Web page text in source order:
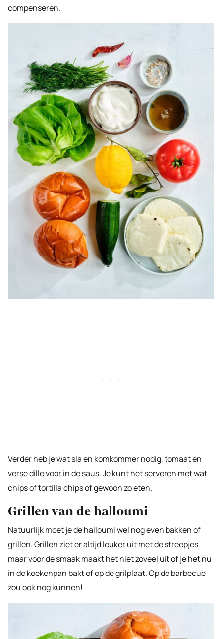
compenseren.
Verder heb je wat sla en komkommer nodig, tomaat en
verse dille voor in de saus. Je kunt het serveren met wat
chips of tortilla chips of gewoon zo eten.
Grillen van de halloumi
Natuurlijk moet je de halloumi wel nog even bakken of
grillen. Grillen ziet er altijd leuker uit met de streepjes
maar voor de smaak maakt het niet zoveel uit of je het nu
in de koekenpan bakt of op de grilplaat. Op de barbecue
zou ook nog kunnen!